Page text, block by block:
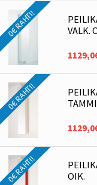
0€ RAHTI!
VALK.
0€ RAHTI!
0€ RAHTI!
OIK.